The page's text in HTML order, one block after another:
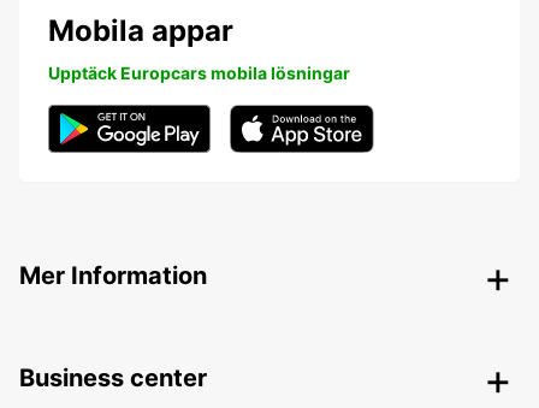
Mobila appar
Upptäck Europcars mobila lösningar
Mer Information
Business center